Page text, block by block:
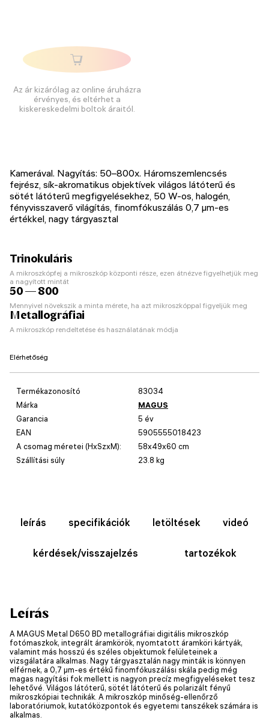
Az ár kizárólag az online áruházra
érvényes, és eltérhet a
kiskereskedelmi boltok áraitól.
Kamerával. Nagyítás: 50–800х. Háromszemlencsés
fejrész, sík-akromatikus objektívek világos látóterű és
sötét látóterű megfigyelésekhez, 50 W-os, halogén,
fényvisszaverő világítás, finomfókuszálás 0,7 µm-es
értékkel, nagy tárgyasztal
Trinokuláris
A mikroszkópfej a mikroszkóp központi része, ezen átnézve figyelhetjük meg
a nagyított mintát
50 — 800
Mennyivel növekszik a minta mérete, ha azt mikroszkóppal figyeljük meg
Metallográfiai
A mikroszkóp rendeltetése és használatának módja
Elérhetőség
Termékazonosító
83034
Márka
MAGUS
Garancia
5 év
EAN
5905555018423
A csomag méretei (HxSzxM):
58x49x60 cm
Szállítási súly
23.8 kg
leírás specifikációk letöltések videó
kérdések/visszajelzés tartozékok
Leírás
A MAGUS Metal D650 BD metallográfiai digitális mikroszkóp
fotómaszkok, integrált áramkörök, nyomtatott áramköri kártyák,
valamint más hosszú és széles objektumok felületeinek a
vizsgálatára alkalmas. Nagy tárgyasztalán nagy minták is könnyen
elférnek, a 0,7 µm-es értékű finomfókuszálási skála pedig még
magas nagyítási fok mellett is nagyon precíz megfigyeléseket tesz
lehetővé. Világos látóterű, sötét látóterű és polarizált fényű
mikroszkópiai technikák. A mikroszkóp minőség-ellenőrző
laboratóriumok, kutatóközpontok és egyetemi tanszékek számára is
alkalmas.